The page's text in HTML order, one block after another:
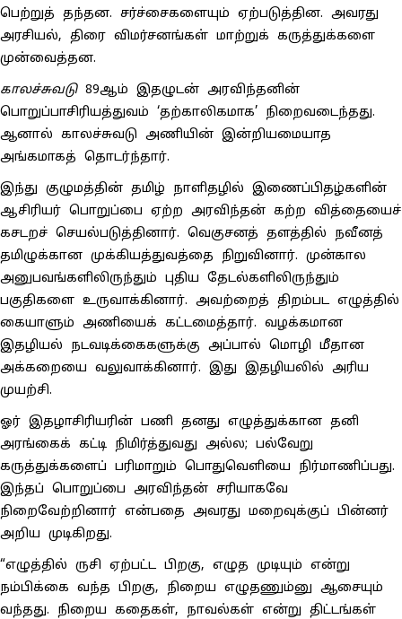
பெற்றுத் தந்தன. சர்ச்சைகளையும் ஏற்படுத்தின. அவரது
அரசியல், திரை விமர்சனங்கள் மாற்றுக் கருத்துக்களை
முன்வைத்தன.
காலச்சுவடு 89ஆம் இதழுடன் அரவிந்தனின்
பொறுப்பாசிரியத்துவம் ‘தற்காலிகமாக’ நிறைவடைந்தது.
ஆனால் காலச்சுவடு அணியின் இன்றியமையாத
அங்கமாகத் தொடர்ந்தார்.
இந்து குழுமத்தின் தமிழ் நாளிதழில் இணைப்பிதழ்களின்
ஆசிரியர் பொறுப்பை ஏற்ற அரவிந்தன் கற்ற வித்தையைச்
கசடறச் செயல்படுத்தினார். வெகுசனத் தளத்தில் நவீனத்
தமிழுக்கான முக்கியத்துவத்தை நிறுவினார். முன்கால
அனுபவங்களிலிருந்தும் புதிய தேடல்களிலிருந்தும்
பகுதிகளை உருவாக்கினார். அவற்றைத் திறம்பட எழுத்தில்
கையாளும் அணியைக் கட்டமைத்தார். வழக்கமான
இதழியல் நடவடிக்கைகளுக்கு அப்பால் மொழி மீதான
அக்கறையை வலுவாக்கினார். இது இதழியலில் அரிய
முயற்சி.
ஓர் இதழாசிரியரின் பணி தனது எழுத்துக்கான தனி
அரங்கைக் கட்டி நிமிர்த்துவது அல்ல; பல்வேறு
கருத்துக்களைப் பரிமாறும் பொதுவெளியை நிர்மாணிப்பது.
இந்தப் பொறுப்பை அரவிந்தன் சரியாகவே
நிறைவேற்றினார் என்பதை அவரது மறைவுக்குப் பின்னர்
அறிய முடிகிறது.
“எழுத்தில் ருசி ஏற்பட்ட பிறகு, எழுத முடியும் என்று
நம்பிக்கை வந்த பிறகு, நிறைய எழுதணும்னு ஆசையும்
வந்தது. நிறைய கதைகள், நாவல்கள் என்று திட்டங்கள்